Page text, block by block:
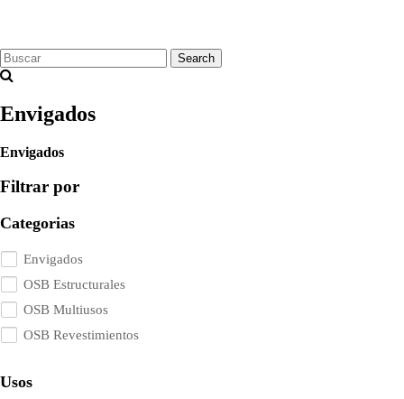
Search
Envigados
Envigados
Filtrar por
Categorias
Envigados
OSB Estructurales
OSB Multiusos
OSB Revestimientos
Usos